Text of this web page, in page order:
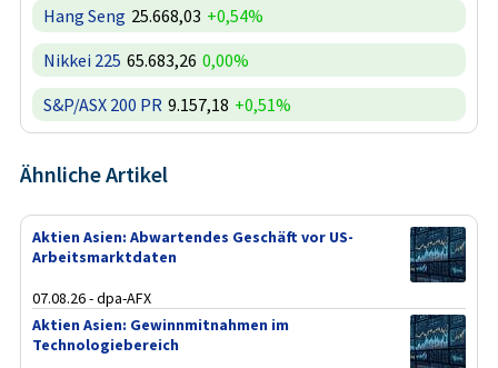
Hang Seng 25.668,03 +0,54%
Nikkei 225 65.683,26 0,00%
S&P/ASX 200 PR 9.157,18 +0,51%
Ähnliche Artikel
Aktien Asien: Abwartendes Geschäft vor US-
Arbeitsmarktdaten
07.08.26 - dpa-AFX
Aktien Asien: Gewinnmitnahmen im
Technologiebereich